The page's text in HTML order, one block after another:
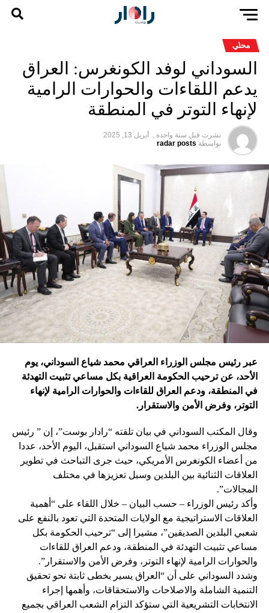
محلي
السوداني لوفد الكونغرس: العراق
يدعم اللقاءات والحوارات الرامية
لإنهاء التوتر في المنطقة
نشرت قبل سنة واحدة ,
أبريل 13, 2025
بواسطة radar posts
عبر رئيس مجلس الوزراء العراقي محمد شياع السوداني، يوم
الأحد، عن ترحيب الحكومة العراقية بكل مساعي تثبيت التهدئة
في المنطقة، ودعم العراق للقاءات والحوارات الرامية لإنهاء
التوتر، وفرض الأمن والاستقرار.
وقال المكتب السوداني في بيان تلقته “رادار بوست”، إن ” رئيس
مجلس الوزراء محمد شياع السوداني استقبل، اليوم الأحد، عددا
من أعضاء الكونغرس الأمريكي، حيث جرى التباحث في تطوير
العلاقات الثنائية بين البلدين وسبل تعزيزها في مختلف
المجالات”.
وأكد رئيس الوزراء – حسب البيان – خلال اللقاء على “أهمية
العلاقات الاستراتيجية مع الولايات المتحدة التي تعود بالنفع على
شعبي البلدين الصديقين”، مشيرا إلى “ترحيب الحكومة بكل
مساعي تثبيت التهدئة في المنطقة، ودعم العراق للقاءات
والحوارات الرامية لإنهاء التوتر، وفرض الأمن والاستقرار”.
وشدد السوداني على أن “العراق يسير بخطى ثابتة نحو تحقيق
التنمية الشاملة والاصلاحات والاستحقاقات، وأهمها إجراء
الانتخابات التشريعية التي ستؤكد التزام الشعب العراقي بجميع